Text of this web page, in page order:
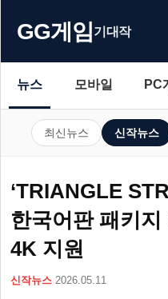
GG게임기대작
뉴스 모바일 PC
최신뉴스 신작뉴스
‘TRIANGLE
한국어판 패키
4K 지원
신작뉴스 2026.05.11